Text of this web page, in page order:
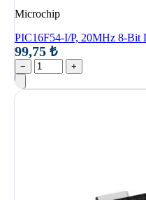
Microchip
PIC16F54-I/P, 20MHz 8-
99,75 ₺
− +